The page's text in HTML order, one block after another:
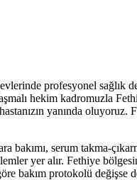
profesyonel
hekim kadromuzla
yanında oluyoruz.
serum takma-
yer alır. Fethiye
bakım protokolü değişse